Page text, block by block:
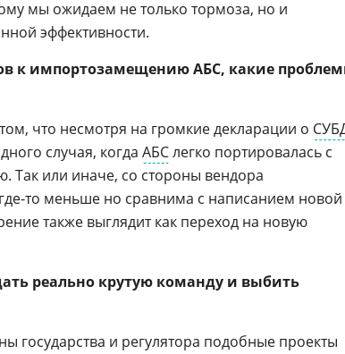
мы ожидаем не только тормоза, но и
эффективности.
к импортозамещению АБС, какие
что несмотря на громкие декларации о
случая, когда АБСлегко портировалась с
Так или иначе, со стороны вендора
то меньше но сравнима с написанием новой
также выглядит как переход на новую
реально крутую команду и выбить
государства и регулятора подобные проекты